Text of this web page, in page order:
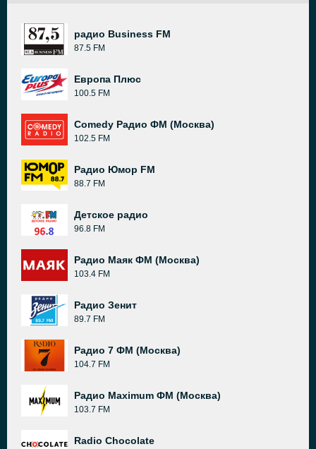
радио Business FM
87.5 FM
Европа Плюс
100.5 FM
Comedy Радио ФМ (Москва)
102.5 FM
Радио Юмор FM
88.7 FM
Детское радио
96.8 FM
Радио Маяк ФМ (Москва)
103.4 FM
Радио Зенит
89.7 FM
Радио 7 ФМ (Москва)
104.7 FM
Радио Maximum ФМ (Москва)
103.7 FM
Radio Chocolate